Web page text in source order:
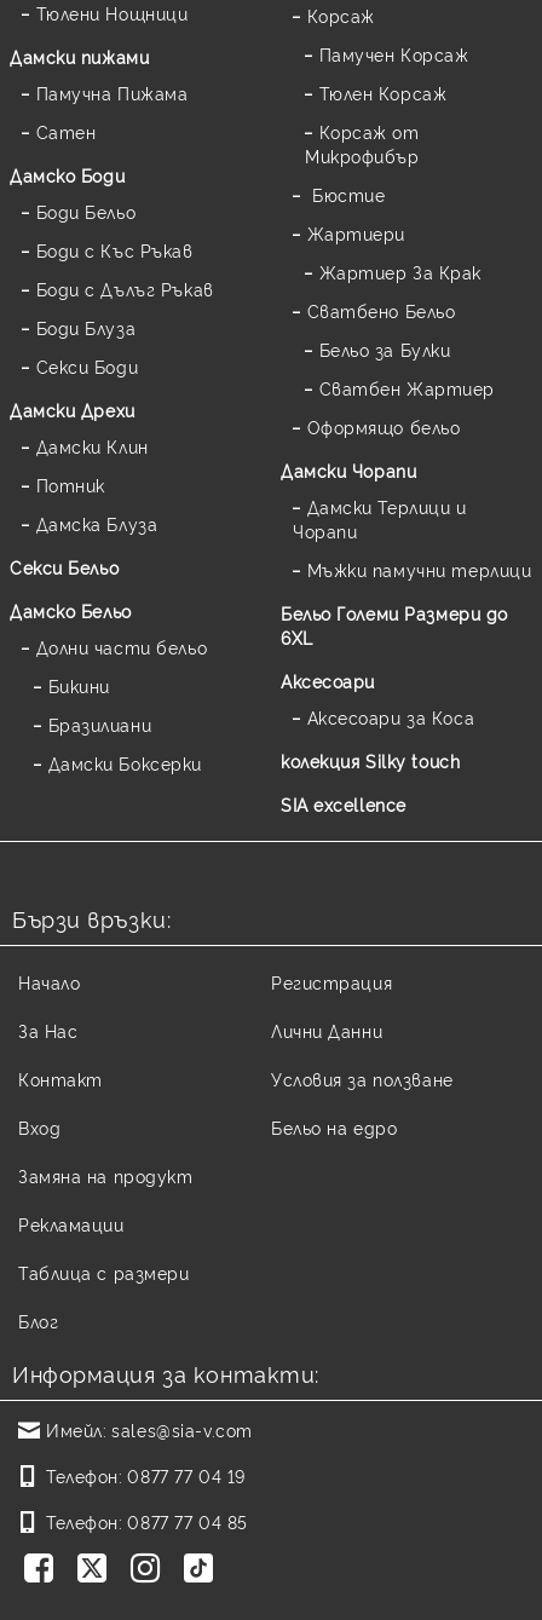
Тюлени Нощници
Дамски пижами
Памучна Пижама
Сатен
Дамскo Боди
Боди Бельо
Боди с Къс Ръкав
Боди с Дълъг Ръкав
Боди Блуза
Секси Боди
Дамски Дрехи
Дамски Клин
Потник
Дамска Блуза
Секси Бельо
Дамско Бельо
Долни части бельо
Бикини
Бразилиани
Дамски Боксерки
Корсаж
Памучен Корсаж
Тюлен Корсаж
Корсаж от
Микрофибър
Бюстие
Жартиери
Жартиер За Крак
Сватбено Бельо
Бельо за Булки
Сватбен Жартиер
Оформящо бельо
Дамски Чорапи
Дамски Терлици и
Чорапи
Мъжки памучни терлици
Бельо Големи Размери до
6XL
Аксесоари
Аксесоари за Коса
колекция Silky touch
SIA excellence
Бързи връзки:
Начало
За Нас
Контакт
Вход
Регистрация
Лични Данни
Условия за ползване
Бельо на едро
Замяна на продукт
Рекламации
Таблица с размери
Блог
Информация за контакти:
Имейл: sales@sia-v.com
Телефон: 0877 77 04 19
Телефон: 0877 77 04 85